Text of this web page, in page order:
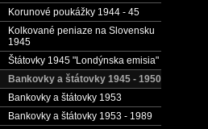
Korunové poukážky 1944 - 45
Kolkované peniaze na Slovensku
1945
Štátovky 1945 "Londýnska emisia"
Bankovky a štátovky 1945 - 1950
Bankovky a štátovky 1953
Bankovky a štátovky 1953 - 1989